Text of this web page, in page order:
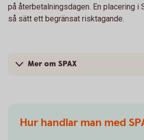
på återbetalningsdagen. En placering i
så sätt ett begränsat risktagande.
Mer om SPAX
Hur handlar man med